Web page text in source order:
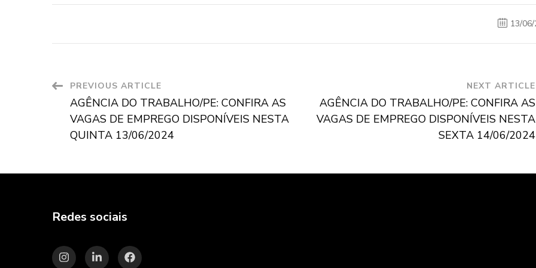
13/
Post
Navigation
PREVIOUS ARTICLE
AGÊNCIA DO TRABALHO/PE: CONFIRA AS
VAGAS DE EMPREGO DISPONÍVEIS NESTA
QUINTA 13/06/2024
NEXT ARTICLE
AGÊNCIA DO TRABALHO/PE: CONFIRA AS
VAGAS DE EMPREGO DISPONÍVEIS NESTA
SEXTA 14/06/2024
Redes sociais